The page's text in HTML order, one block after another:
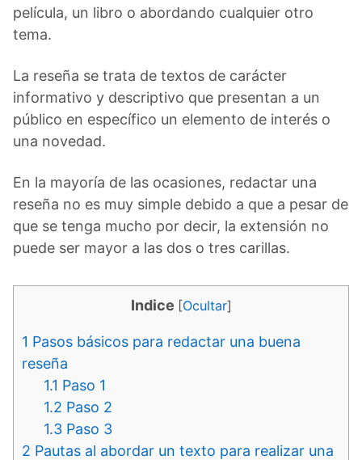
película, un libro o abordando cualquier otro
tema.
La reseña se trata de textos de carácter
informativo y descriptivo que presentan a un
público en específico un elemento de interés o
una novedad.
En la mayoría de las ocasiones, redactar una
reseña no es muy simple debido a que a pesar de
que se tenga mucho por decir, la extensión no
puede ser mayor a las dos o tres carillas.
Indice [Ocultar]
1 Pasos básicos para redactar una buena
reseña
1.1 Paso 1
1.2 Paso 2
1.3 Paso 3
2 Pautas al abordar un texto para realizar una